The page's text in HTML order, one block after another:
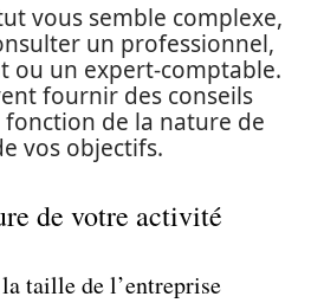
vous semble complexe,
un professionnel,
ou un expert-comptable.
fournir des conseils
de la nature de
vos objectifs.
de votre activité
taille de l’entreprise